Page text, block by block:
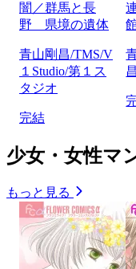
闇／群馬と長
野 県境の遺体
青山剛昌/TMS/V
１Studio/第１ス
タジオ
完結
少女・女性マ
もっと見る